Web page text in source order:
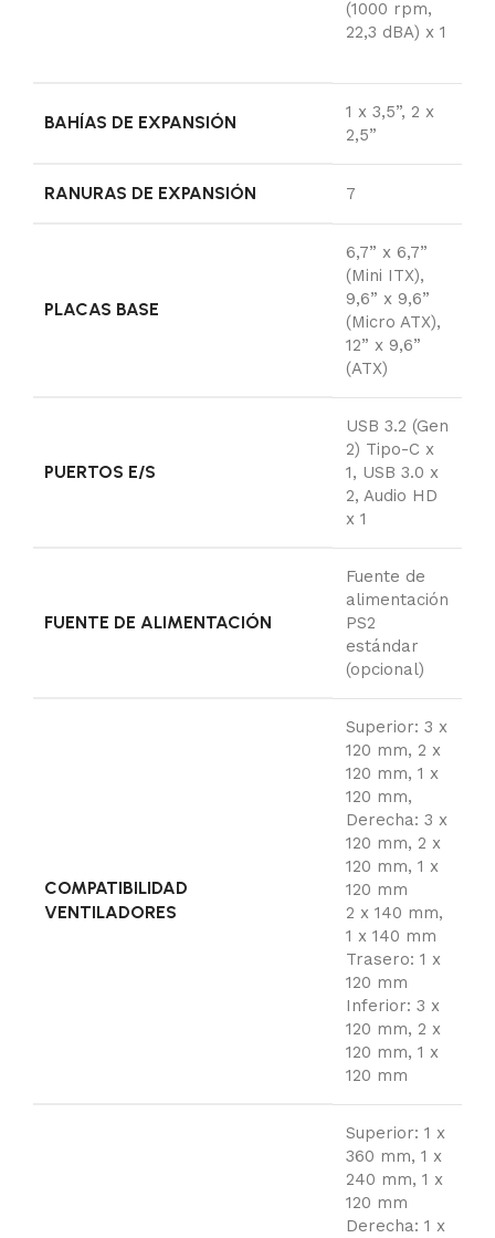
(1000 rpm,
22,3 dBA) x 1
BAHÍAS DE EXPANSIÓN
1 x 3,5”, 2 x
2,5”
RANURAS DE EXPANSIÓN 7
PLACAS BASE
6,7” x 6,7”
(Mini ITX),
9,6” x 9,6”
(Micro ATX),
12” x 9,6”
(ATX)
PUERTOS E/S
USB 3.2 (Gen
2) Tipo-C x
1, USB 3.0 x
2, Audio HD
x 1
FUENTE DE ALIMENTACIÓN
Fuente de
alimentación
PS2
estándar
(opcional)
COMPATIBILIDAD
VENTILADORES
Superior: 3 x
120 mm, 2 x
120 mm, 1 x
120 mm,
Derecha: 3 x
120 mm, 2 x
120 mm, 1 x
120 mm
2 x 140 mm,
1 x 140 mm
Trasero: 1 x
120 mm
Inferior: 3 x
120 mm, 2 x
120 mm, 1 x
120 mm
Superior: 1 x
360 mm, 1 x
240 mm, 1 x
120 mm
Derecha: 1 x